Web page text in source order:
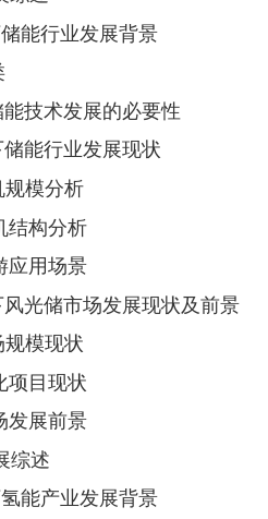
能行业发展背景
能技术发展的必要性
能行业发展现状
规模分析
结构分析
应用场景
光储市场发展现状及前景
规模现状
项目现状
发展前景
综述
能产业发展背景